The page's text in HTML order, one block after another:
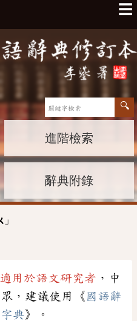
☰
進階檢索
辭典附錄
」
適用於語文研究者 ，中
，建議使用《 國語辭
典》。